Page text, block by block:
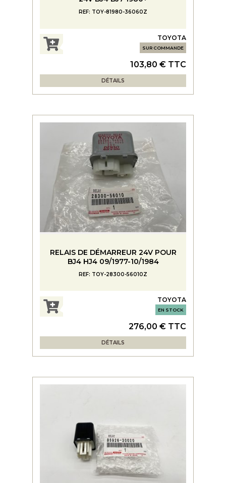
REF: TOY-81980-36060Z
TOYOTA
SUR COMMANDE
103,80 € TTC
DÉTAILS
RELAIS DE DÉMARREUR 24V POUR
BJ4 HJ4 09/1977-10/1984
REF: TOY-28300-56010Z
TOYOTA
EN STOCK
276,00 € TTC
DÉTAILS